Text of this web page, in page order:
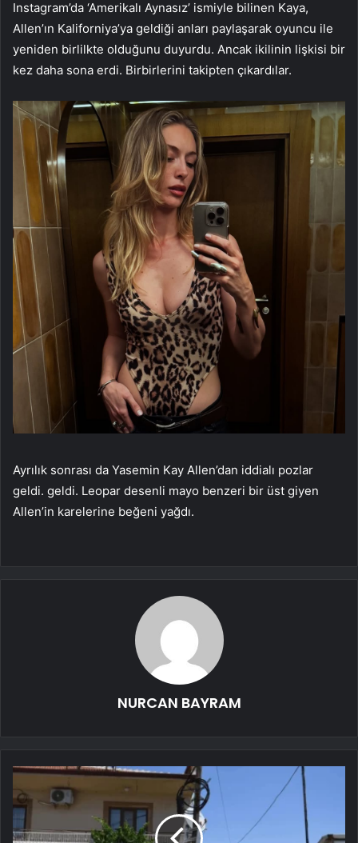
Instagram’da ‘Amerikalı Aynasız’ ismiyle bilinen Kaya,
Allen’ın Kaliforniya’ya geldiği anları paylaşarak oyuncu ile
yeniden birlilkte olduğunu duyurdu. Ancak ikilinin lişkisi bir
kez daha sona erdi. Birbirlerini takipten çıkardılar.
Ayrılık sonrası da Yasemin Kay Allen’dan iddialı pozlar
geldi. geldi. Leopar desenli mayo benzeri bir üst giyen
Allen’in karelerine beğeni yağdı.
NURCAN BAYRAM